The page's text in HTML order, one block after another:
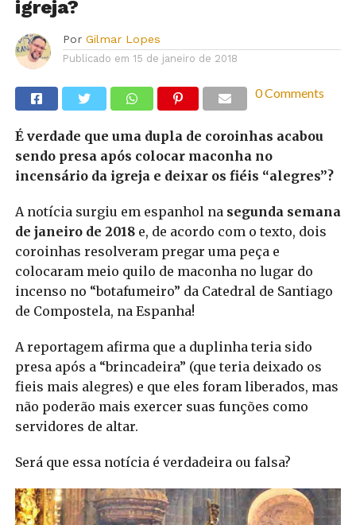
igreja?
Por Gilmar Lopes
Publicado em 15 de janeiro de 2018
0 Comments
É verdade que uma dupla de coroinhas acabou
sendo presa após colocar maconha no
incensário da igreja e deixar os fiéis “alegres”?
A notícia surgiu em espanhol na segunda semana
de janeiro de 2018e, de acordo com o texto, dois
coroinhas resolveram pregar uma peça e
colocaram meio quilo de maconha no lugar do
incenso no “botafumeiro” da Catedral de Santiago
de Compostela, na Espanha!
A reportagem afirma que a duplinha teria sido
presa após a “brincadeira” (que teria deixado os
fieis mais alegres) e que eles foram liberados, mas
não poderão mais exercer suas funções como
servidores de altar.
Será que essa notícia é verdadeira ou falsa?